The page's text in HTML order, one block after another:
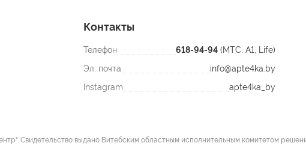
Контакты
Телефон 618-94-94 (МТС, A1, Life)
Эл. почта
info@apte4ka.by
Instagram
apte4ka_by
Свидетельство выдано Витебским областным исполнительным комитетом